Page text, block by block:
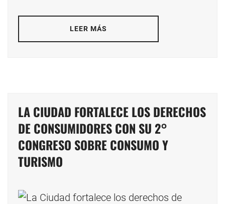
LEER MÁS
LA CIUDAD FORTALECE LOS DERECHOS
DE CONSUMIDORES CON SU 2°
CONGRESO SOBRE CONSUMO Y
TURISMO